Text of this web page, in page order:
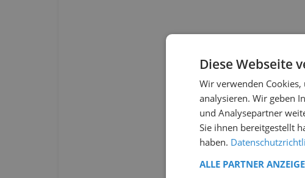
Diese Webseite
Wir verwenden
analysieren. Wir geben
und Analysepartner
Sie ihnen bereitgestellt
haben.
ALLE PARTNER